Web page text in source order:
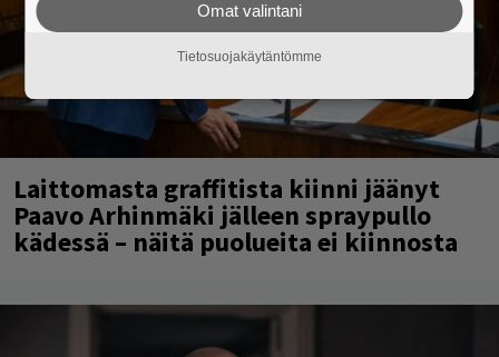
Laittomasta graffitista kiinni jäänyt
Paavo Arhinmäki jälleen spraypullo
kädessä – näitä puolueita ei kiinnosta
Omat valintani
Tietosuojakäytäntömme